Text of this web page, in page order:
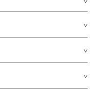
planchar con vapor
Card y American